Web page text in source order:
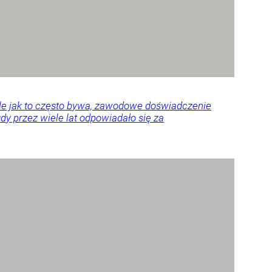
jak to często bywa, zawodowe doświadczenie
przez wiele lat odpowiadało się za